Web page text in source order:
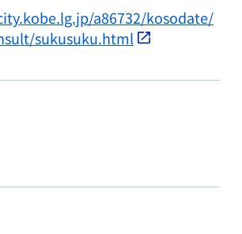
a86732/kosodate/
sukusuku.html